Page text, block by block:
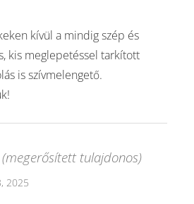
kívül a mindig szép és
kis meglepetéssel tarkított
is szívmelengető.
(megerősített tulajdonos)
2025